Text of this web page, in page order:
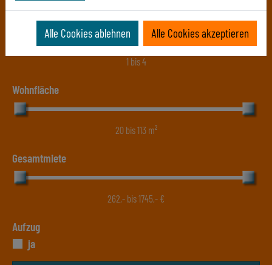
Zimmerzahl
1 bis4
Wohnfläche
20bis113m²
Gesamtmiete
262,- bis1745,- €
Aufzug
ja
Alle Cookies ablehnen Alle Cookies akzeptieren